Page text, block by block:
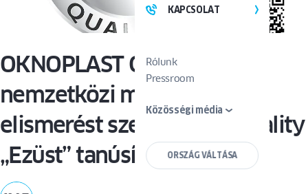
KAPCSOLAT
Rólunk
Pressroom
Közösségi média
ORSZÁG VÁLTÁSA
OKNOPLAST Csoport újabb
nemzetközi minőségi
elismerést szerzett: IFT-Quality
„Ezüst” tanúsítvány